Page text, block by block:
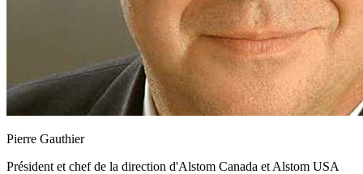
Pierre Gauthier
Président et chef de la direction d'Alstom Canada et Alstom USA